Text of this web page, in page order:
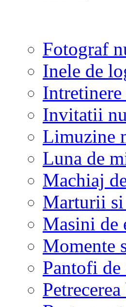
Fotograf
Inele de
Invitatii
Limuzine
Luna de
Machiaj
Marturii si
Masini de
Momente
Pantofi de